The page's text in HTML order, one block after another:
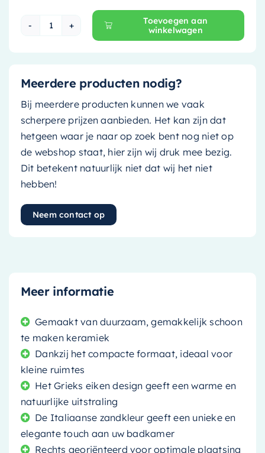
Clou Flush 3 fonteinmeubel 36x18cm
Toevoegen aan
winkelwagen
Meerdere producten nodig?
Bij meerdere producten kunnen we vaak
scherpere prijzen aanbieden. Het kan zijn dat
hetgeen waar je naar op zoek bent nog niet op
de webshop staat, hier zijn wij druk mee bezig.
Dit betekent natuurlijk niet dat wij het niet
hebben!
Neem contact op
Meer informatie
Gemaakt van duurzaam, gemakkelijk schoon
te maken keramiek
Dankzij het compacte formaat, ideaal voor
kleine ruimtes
Het Grieks eiken design geeft een warme en
natuurlijke uitstraling
De Italiaanse zandkleur geeft een unieke en
elegante touch aan uw badkamer
Rechts georiënteerd voor optimale plaatsing